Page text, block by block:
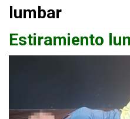
lumbar
Estiramiento